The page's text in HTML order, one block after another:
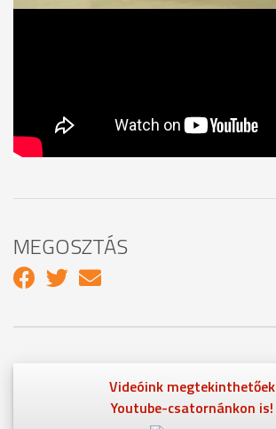
MEGOSZTÁS
Videóink megtekinthetőek
Youtube-csatornánkon is!